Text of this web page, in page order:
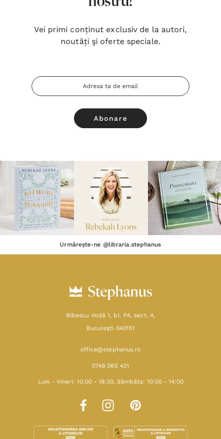
Vei primi conținut exclusiv de la autori,
noutăți şi oferte speciale.
Adresa
Email
Urmărește-ne @libraria.stephanus
Bibescu Vodă 1, bl. P4, sect. 4,
Bucureşti 040151
office@stephanus.ro
0748 065 431
Luni - Vineri: 10:00 - 18:30, Sâmbăta: 10:00 - 14:00